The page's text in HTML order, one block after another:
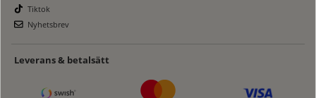
Tiktok
Nyhetsbrev
Leverans & betalsätt